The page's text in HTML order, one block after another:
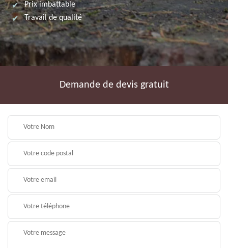
Prix imbattable
Travail de qualité
Demande de devis gratuit